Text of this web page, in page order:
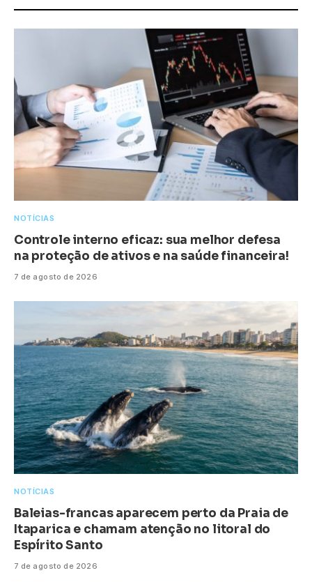
NOTÍCIAS
Controle interno eficaz: sua melhor defesa
na proteção de ativos e na saúde financeira!
7 de agosto de 2026
NOTÍCIAS
Baleias-francas aparecem perto da Praia de
Itaparica e chamam atenção no litoral do
Espírito Santo
7 de agosto de 2026